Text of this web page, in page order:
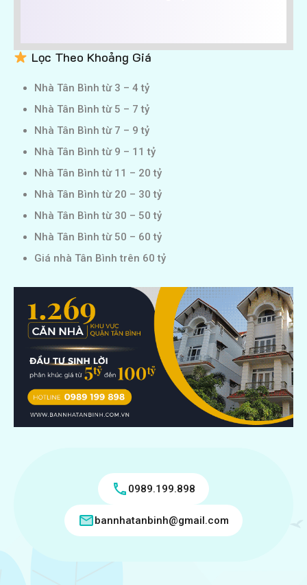
Lọc Theo Khoảng Giá
Nhà Tân Bình từ 3 – 4 tỷ
Nhà Tân Bình từ 5 – 7 tỷ
Nhà Tân Bình từ 7 – 9 tỷ
Nhà Tân Bình từ 9 – 11 tỷ
Nhà Tân Bình từ 11 – 20 tỷ
Nhà Tân Bình từ 20 – 30 tỷ
Nhà Tân Bình từ 30 – 50 tỷ
Nhà Tân Bình từ 50 – 60 tỷ
Giá nhà Tân Bình trên 60 tỷ
0989.199.898
bannhatanbinh@gmail.com